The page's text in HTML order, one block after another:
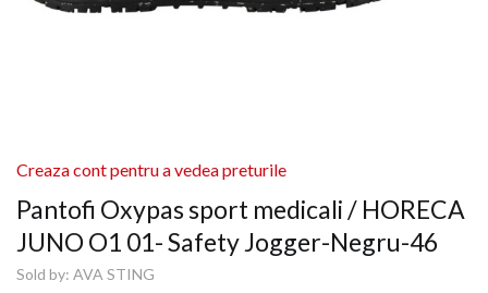
Pantofi Oxypas sport medicali / HORECA
JUNO O1 01- Safety Jogger-Negru-46
Sold by: AVA STING
Creaza cont pentru a vedea preturile